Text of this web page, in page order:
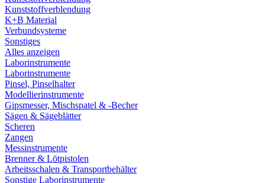
Kunststoffverblendung
K+B Material
Verbundsysteme
Sonstiges
Alles anzeigen
Laborinstrumente
Laborinstrumente
Pinsel, Pinselhalter
Modellierinstrumente
Gipsmesser, Mischspatel & -Becher
Sägen & Sägeblätter
Scheren
Zangen
Messinstrumente
Brenner & Lötpistolen
Arbeitsschalen & Transportbehälter
Sonstige Laborinstrumente